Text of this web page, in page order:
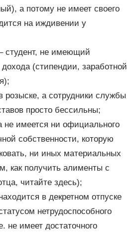
а потому не имеет своего
на иждивении у
студент, не имеющий
(стипендии, заработной
розыске, а сотрудники службы
просто бессильны;
не имеется ни официального
собственности, которую
ни иных материальных
как получить алименты с
читайте здесь);
в декретном отпуске
нетрудоспособного
не имеет достаточного